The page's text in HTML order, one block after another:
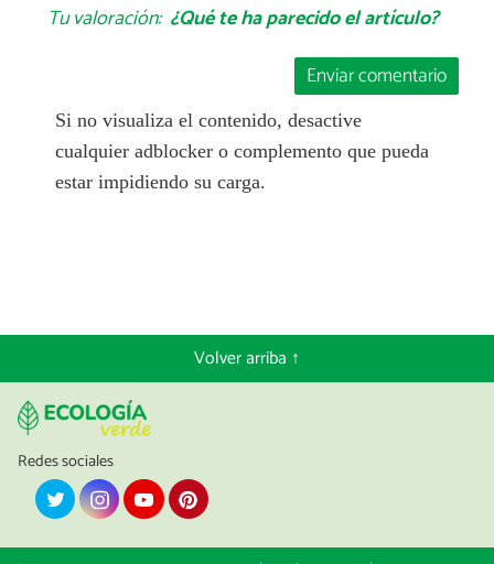
Tu valoración: ¿Qué te ha parecido el artículo?
Enviar comentario
Si no visualiza el contenido, desactive
cualquier adblocker o complemento que pueda
estar impidiendo su carga.
Volver arriba ↑
Redes sociales